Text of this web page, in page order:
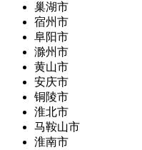
巢湖市
宿州市
阜阳市
滁州市
黄山市
安庆市
铜陵市
淮北市
马鞍山市
淮南市